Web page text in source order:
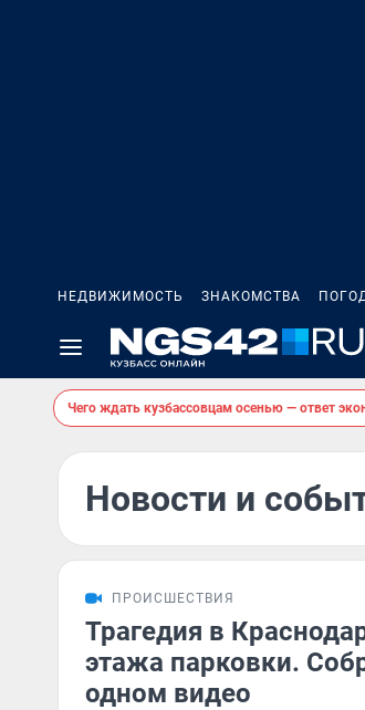
НЕДВИЖИМОСТЬ ЗНАКОМСТВА
Чего ждать кузбассовцам осенью — ответ
Новости и
ПРОИСШЕСТВИЯ
Трагедия в
этажа парковки.
одном видео